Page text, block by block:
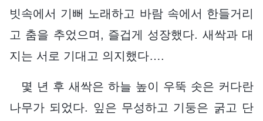
빗속에서 기뻐 노래하고 바람 속에서 한들거리
고 춤을 추었으며, 즐겁게 성장했다. 새싹과 대
지는 서로 기대고 의지했다….
몇 년 후 새싹은 하늘 높이 우뚝 솟은 커다란
나무가 되었다. 잎은 무성하고 기둥은 굵고 단